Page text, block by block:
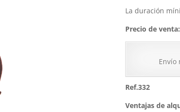
La duración
Precio de
Envío
Ref.332
Ventajas de